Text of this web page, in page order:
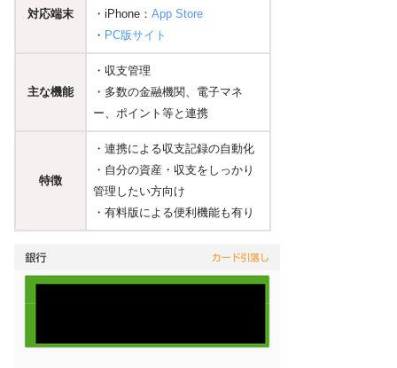
対応端末
・iPhone： App Store
・ PC版サイト
主な機能
・収支管理
・多数の金融機関、電子マネ
ー、ポイント等と連携
特徴
・連携による収支記録の自動化
・自分の資産・収支をしっかり
管理したい方向け
・有料版による便利機能も有り